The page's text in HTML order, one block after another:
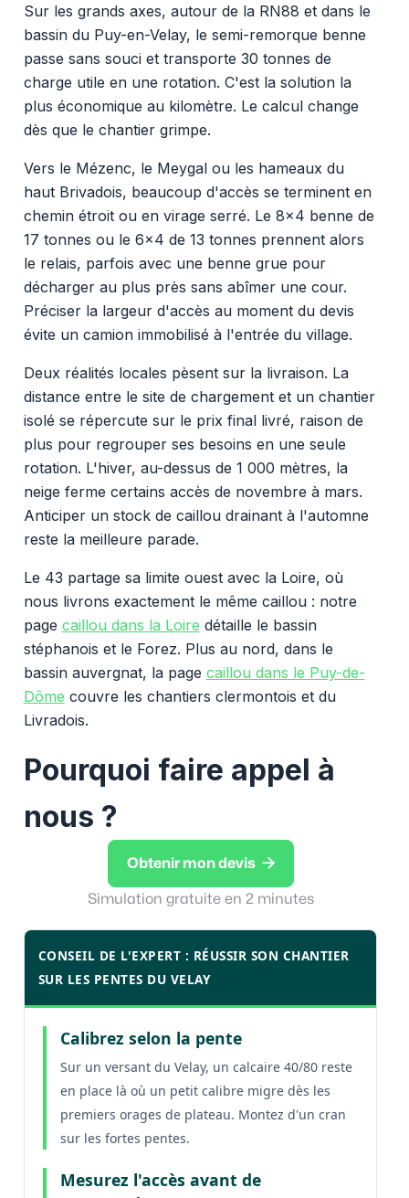
Sur les grands axes, autour de la RN88 et dans le
bassin du Puy-en-Velay, le semi-remorque benne
passe sans souci et transporte 30 tonnes de
charge utile en une rotation. C'est la solution la
plus économique au kilomètre. Le calcul change
dès que le chantier grimpe.
Vers le Mézenc, le Meygal ou les hameaux du
haut Brivadois, beaucoup d'accès se terminent en
chemin étroit ou en virage serré. Le 8x4 benne de
17 tonnes ou le 6x4 de 13 tonnes prennent alors
le relais, parfois avec une benne grue pour
décharger au plus près sans abîmer une cour.
Préciser la largeur d'accès au moment du devis
évite un camion immobilisé à l'entrée du village.
Deux réalités locales pèsent sur la livraison. La
distance entre le site de chargement et un chantier
isolé se répercute sur le prix final livré, raison de
plus pour regrouper ses besoins en une seule
rotation. L'hiver, au-dessus de 1 000 mètres, la
neige ferme certains accès de novembre à mars.
Anticiper un stock de caillou drainant à l'automne
reste la meilleure parade.
Le 43 partage sa limite ouest avec la Loire, où
nous livrons exactement le même caillou : notre
page caillou dans la Loire détaille le bassin
stéphanois et le Forez. Plus au nord, dans le
bassin auvergnat, la page caillou dans le Puy-de-
Dôme couvre les chantiers clermontois et du
Livradois.
Pourquoi faire appel à
nous ?
Obtenir mon devis 
Simulation gratuite en 2 minutes
CONSEIL DE L'EXPERT : RÉUSSIR SON CHANTIER
SUR LES PENTES DU VELAY
Calibrez selon la pente
Sur un versant du Velay, un calcaire 40/80 reste
en place là où un petit calibre migre dès les
premiers orages de plateau. Montez d'un cran
sur les fortes pentes.
Mesurez l'accès avant de